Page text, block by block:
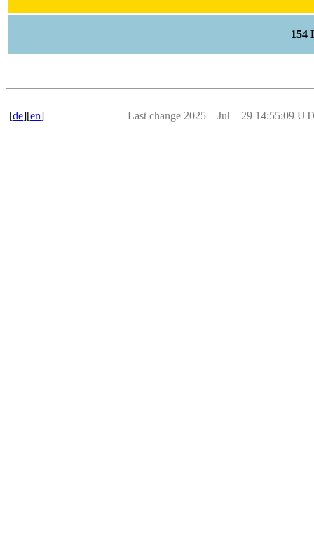
154
[de][en] Last change 2025―Jul―29 14:55:09